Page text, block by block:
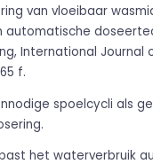
van vloeibaar
automatische
International Journal
f.
spoelcycli als
het waterverbruik